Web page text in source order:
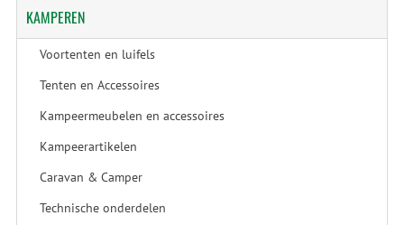
KAMPEREN
Voortenten en luifels
Tenten en Accessoires
Kampeermeubelen en accessoires
Kampeerartikelen
Caravan & Camper
Technische onderdelen